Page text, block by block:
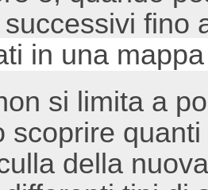
fino
in una
si limita a
scoprire
della